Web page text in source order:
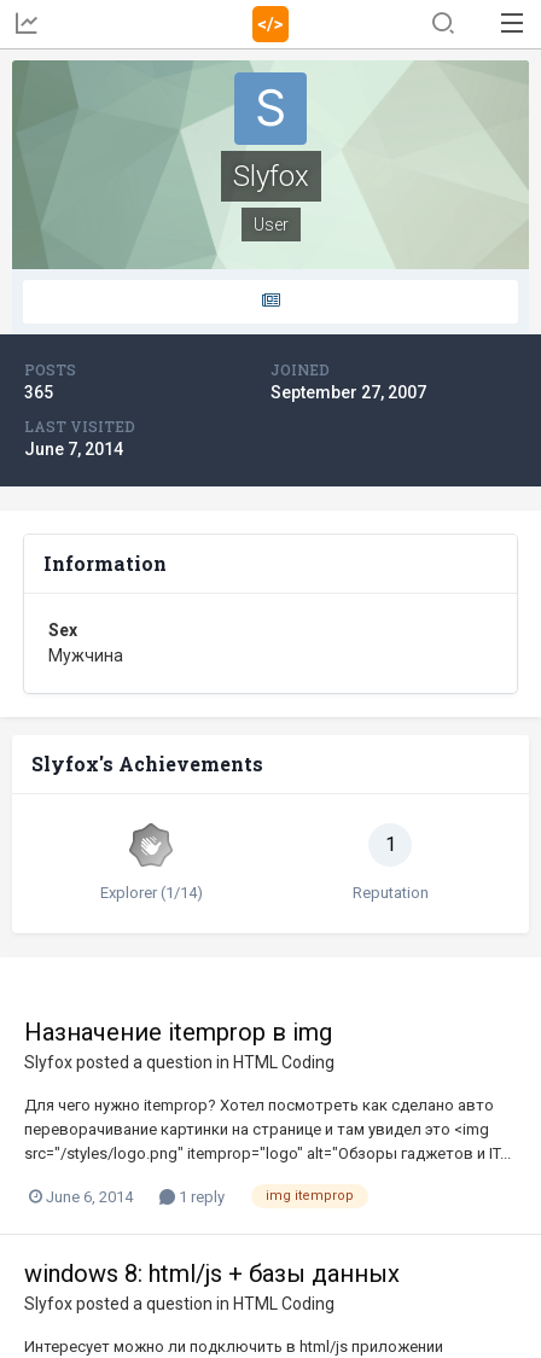
Slyfox
User
POSTS
365
JOINED
September 27, 2007
LAST VISITED
June 7, 2014
Information
Sex
Мужчина
Slyfox's Achievements
Explorer (1/14)
1
Reputation
Назначение itemprop в img
Slyfoxposted a question in HTML Coding
Для чего нужно itemprop? Хотел посмотреть как сделано авто
переворачивание картинки на странице и там увидел это <img
src="/styles/logo.png" itemprop="logo" alt="Обзоры гаджетов и IT...
June 6, 2014 1 reply img itemprop
windows 8: html/js + базы данных
Slyfoxposted a question in HTML Coding
Интересует можно ли подключить в html/js приложении